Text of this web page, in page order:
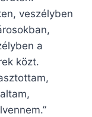
veszélyben
a
közt.